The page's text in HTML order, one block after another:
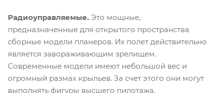
Радиоуправляемые. Это мощные,
предназначенные для открытого пространства
сборные модели планеров. Их полет действительно
является завораживающим зрелищем.
Современные модели имеют небольшой вес и
огромный размах крыльев. За счет этого они могут
выполнять фигуры высшего пилотажа.